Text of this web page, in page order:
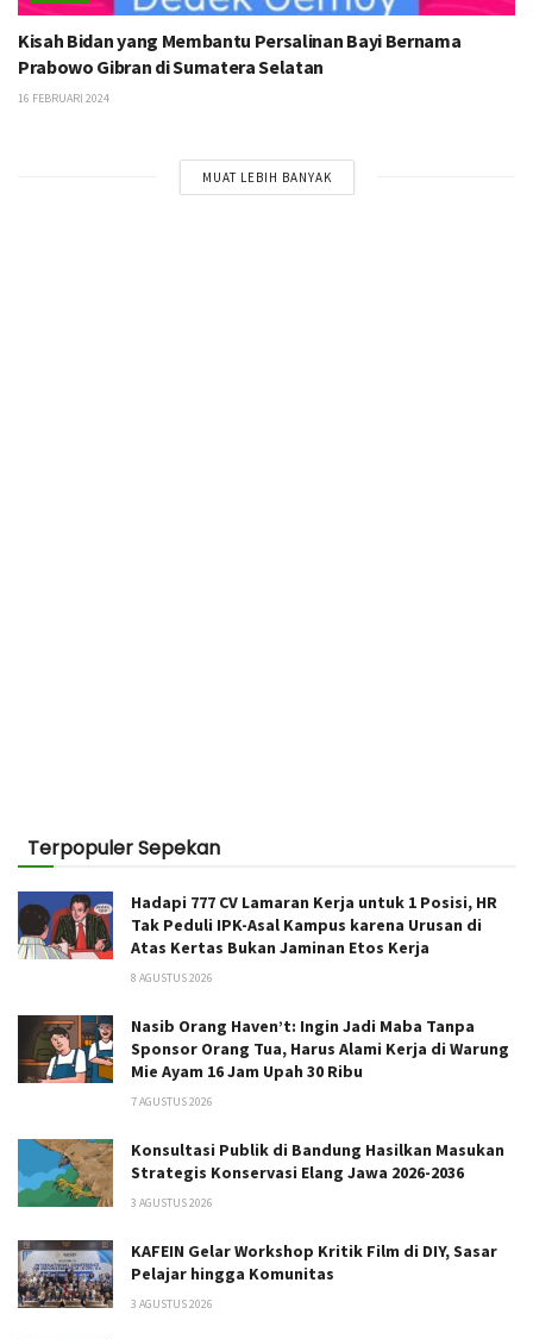
Kisah Bidan yang Membantu Persalinan Bayi Bernama
Prabowo Gibran di Sumatera Selatan
16 FEBRUARI 2024
MUAT LEBIH BANYAK
Terpopuler Sepekan
Hadapi 777 CV Lamaran Kerja untuk 1 Posisi, HR
Tak Peduli IPK-Asal Kampus karena Urusan di
Atas Kertas Bukan Jaminan Etos Kerja
8 AGUSTUS 2026
Nasib Orang Haven’t: Ingin Jadi Maba Tanpa
Sponsor Orang Tua, Harus Alami Kerja di Warung
Mie Ayam 16 Jam Upah 30 Ribu
7 AGUSTUS 2026
Konsultasi Publik di Bandung Hasilkan Masukan
Strategis Konservasi Elang Jawa 2026-2036
3 AGUSTUS 2026
KAFEIN Gelar Workshop Kritik Film di DIY, Sasar
Pelajar hingga Komunitas
3 AGUSTUS 2026